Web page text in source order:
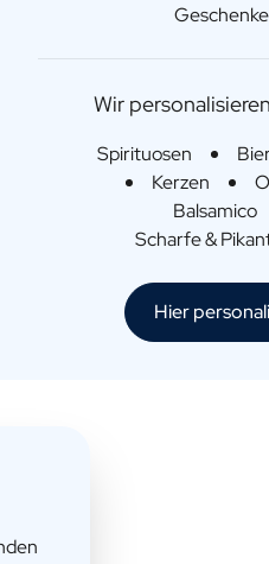
Wir
Spirituosen
Kerzen
Balsamico
Scharfe &
Hier